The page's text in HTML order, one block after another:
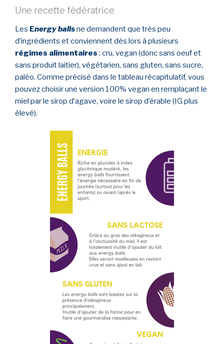
Une recette fédératrice
Les Energy ballsne demandent que très peu
d’ingrédients et conviennent dès lors à plusieurs
régimes alimentaires : cru, vegan (donc sans oeuf et
sans produit laitier), végétarien, sans gluten, sans sucre,
paléo. Comme précisé dans le tableau récapitulatif, vous
pouvez choisir une version 100% vegan en remplaçant le
miel par le sirop d’agave, voire le sirop d’érable (IG plus
élevé).